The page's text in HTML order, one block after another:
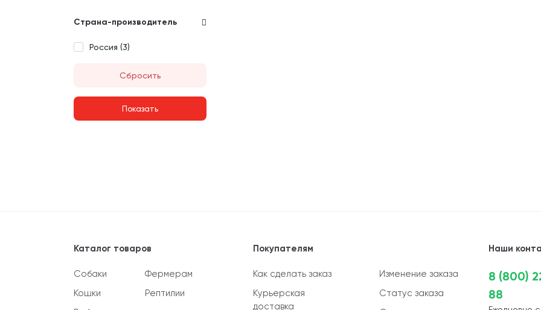
Страна-производитель
Россия (3)
Сбросить
Каталог товаров
Собаки
Кошки
Фермерам
Рептилии
Покупателям
Как сделать заказ
Курьерская
доставка
Изменение заказа
Статус заказа
Наши
8 (800)
88